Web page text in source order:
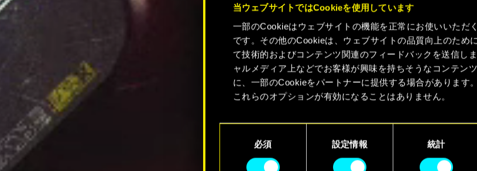
当ウェブサイトではCookieを使用しています
一部のCookieはウェブサイトの機能を正常にお使いいただ
です。その他のCookieは、ウェブサイトの品質向上のため
て技術的およびコンテンツ関連のフィードバックを送信し
ャルメディア上などでお客様が興味を持ちそうなコンテン
に、一部のCookieをパートナーに提供する場合があります
これらのオプションが有効になることはありません。
Cookieの使用およびパフォーマンスの変更点に関する詳細
メニューでご確認ください。
必須 設定情報 統計